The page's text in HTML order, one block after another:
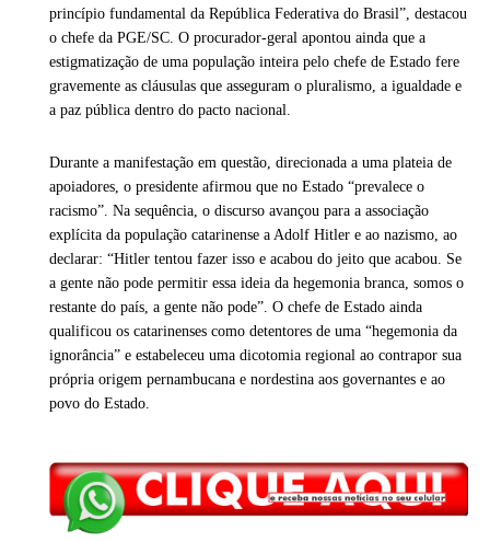
princípio fundamental da República Federativa do Brasil”, destacou
o chefe da PGE/SC. O procurador-geral apontou ainda que a
estigmatização de uma população inteira pelo chefe de Estado fere
gravemente as cláusulas que asseguram o pluralismo, a igualdade e
a paz pública dentro do pacto nacional.
Durante a manifestação em questão, direcionada a uma plateia de
apoiadores, o presidente afirmou que no Estado “prevalece o
racismo”. Na sequência, o discurso avançou para a associação
explícita da população catarinense a Adolf Hitler e ao nazismo, ao
declarar: “Hitler tentou fazer isso e acabou do jeito que acabou. Se
a gente não pode permitir essa ideia da hegemonia branca, somos o
restante do país, a gente não pode”. O chefe de Estado ainda
qualificou os catarinenses como detentores de uma “hegemonia da
ignorância” e estabeleceu uma dicotomia regional ao contrapor sua
própria origem pernambucana e nordestina aos governantes e ao
povo do Estado.